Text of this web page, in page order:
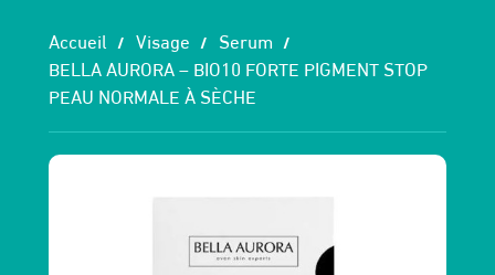
Accueil Visage
Serum
BELLA AURORA – BIO10 FORTE PIGMENT STOP
PEAU NORMALE À SÈCHE